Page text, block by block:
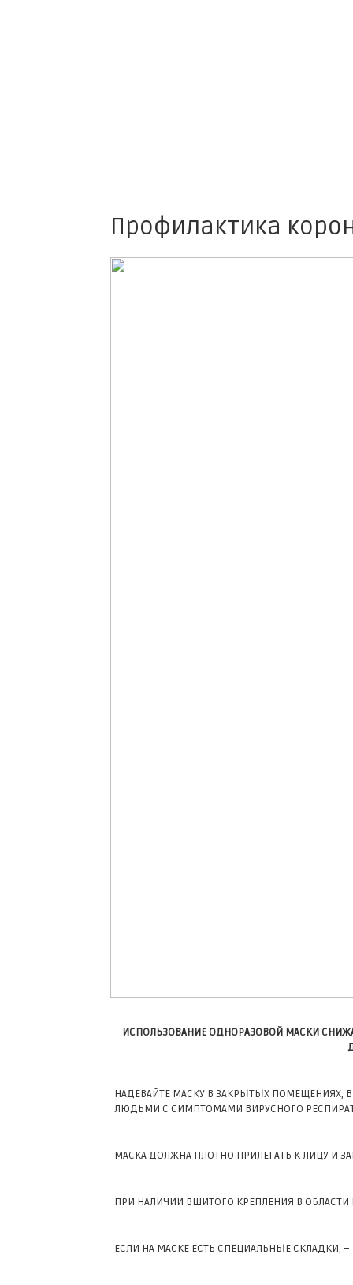
Профилактика
ИСПОЛЬЗОВАНИЕ ОДНОРАЗОВОЙ МАСКИ
НАДЕВАЙТЕ МАСКУ В ЗАКРЫТЫХ ПОМЕЩЕНИЯХ,
ЛЮДЬМИ С СИМПТОМАМИ ВИРУСНОГО
МАСКА ДОЛЖНА ПЛОТНО ПРИЛЕГАТЬ К ЛИЦУ И
ПРИ НАЛИЧИИ ВШИТОГО КРЕПЛЕНИЯ В
ЕСЛИ НА МАСКЕ ЕСТЬ СПЕЦИАЛЬНЫЕ СКЛАДКИ, –